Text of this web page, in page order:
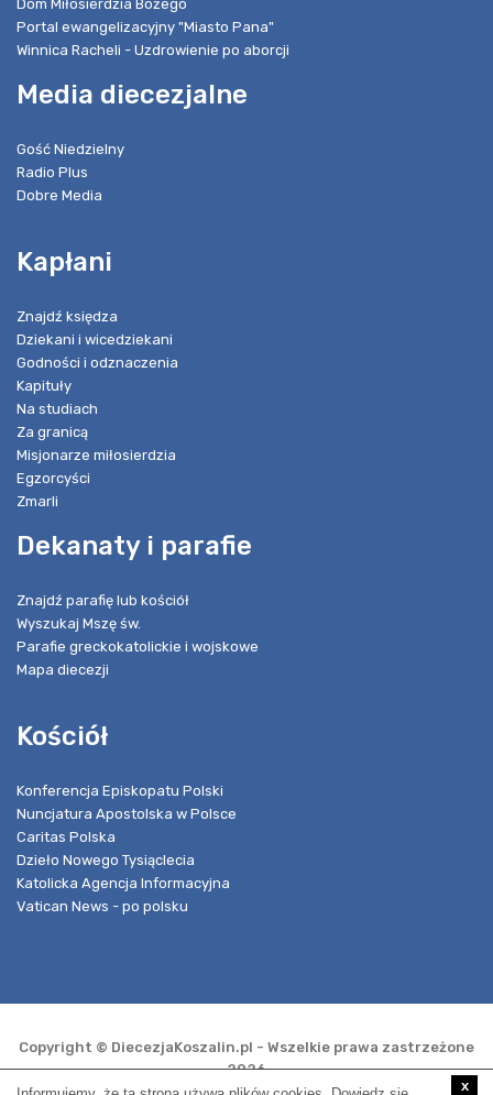
Dom Miłosierdzia Bożego
Portal ewangelizacyjny "Miasto Pana"
Winnica Racheli - Uzdrowienie po aborcji
Media diecezjalne
Gość Niedzielny
Radio Plus
Dobre Media
Kapłani
Znajdź księdza
Dziekani i wicedziekani
Godności i odznaczenia
Kapituły
Na studiach
Za granicą
Misjonarze miłosierdzia
Egzorcyści
Zmarli
Dekanaty i parafie
Znajdź parafię lub kościół
Wyszukaj Mszę św.
Parafie greckokatolickie i wojskowe
Mapa diecezji
Kościół
Konferencja Episkopatu Polski
Nuncjatura Apostolska w Polsce
Caritas Polska
Dzieło Nowego Tysiąclecia
Katolicka Agencja Informacyjna
Vatican News - po polsku
Copyright © DiecezjaKoszalin.pl - Wszelkie prawa zastrzeżone
2026
x